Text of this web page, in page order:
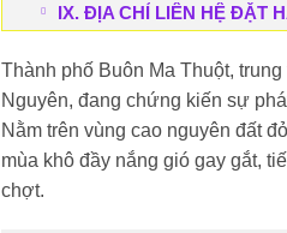
IX. ĐỊA CHỈ LIÊN HỆ ĐẶT
Thành phố Buôn Ma Thuột,
Nguyên, đang chứng kiến sự
Nằm trên vùng cao nguyên đất
mùa khô đầy nắng gió gay gắt,
chợt.